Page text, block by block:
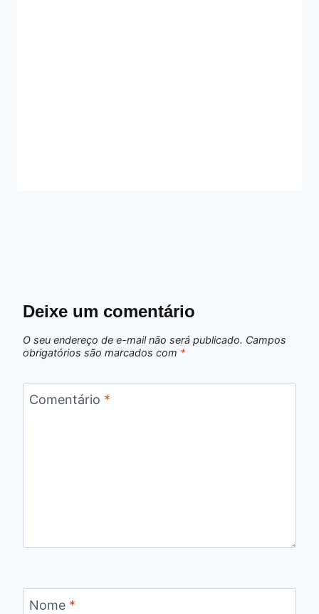
Deixe um comentário
O seu endereço de e-mail não será publicado. Campos
obrigatórios são marcados com *
Comentário *
Nome *